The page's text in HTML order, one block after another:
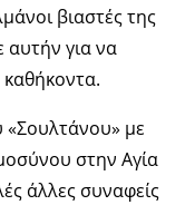
βιαστές της
αυτήν για να
καθήκοντα.
με
στην Αγία
άλλες συναφείς